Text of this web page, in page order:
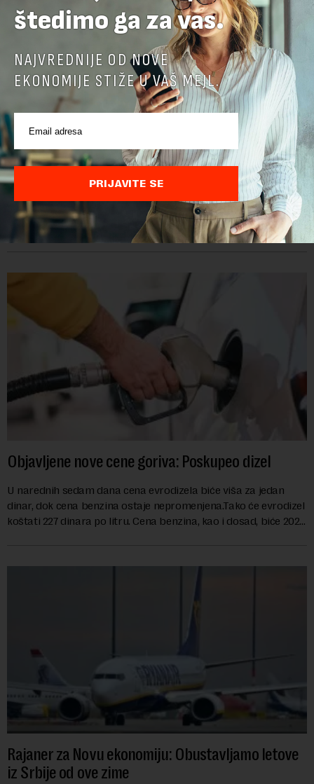
Doneta odluka o visini akciza na gorivo
Vlada Srbije produžila je smanjenje akciza na naftne derivate
za još sedam dana, do 16. avgusta, objavio je danas RTS, a
prenosi Beta.Postojeće smanjenje akciza važi do 9. avgusta
kao mera ublažavanja po...
Objavljene nove cene goriva: Poskupeo dizel
U narednih sedam dana cena evrodizela biće viša za jedan
dinar, dok cena benzina ostaje nepromenjena.Tako će evrodizel
koštati 227 dinara po litru. Cena benzina, kao i dosad, biće 202
Rajaner za Novu ekonomiju: Obustavljamo letove
iz Srbije od ove zime
štedimo ga za vas.
NAJVREDNIJE OD NOVE
EKONOMIJE STIŽE U VAŠ MEJL.
PRIJAVITE SE